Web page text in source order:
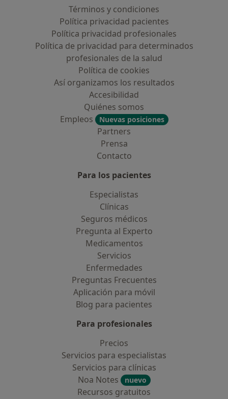
Términos y condiciones
Política privacidad pacientes
Política privacidad profesionales
Política de privacidad para determinados
profesionales de la salud
Política de cookies
Así organizamos los resultados
Accesibilidad
Quiénes somos
Empleos
Nuevas posiciones
Partners
Prensa
Contacto
Para los pacientes
Especialistas
Clínicas
Seguros médicos
Pregunta al Experto
Medicamentos
Servicios
Enfermedades
Preguntas Frecuentes
Aplicación para móvil
Blog para pacientes
Para profesionales
Precios
Servicios para especialistas
Servicios para clínicas
Noa Notes
nuevo
Recursos gratuitos